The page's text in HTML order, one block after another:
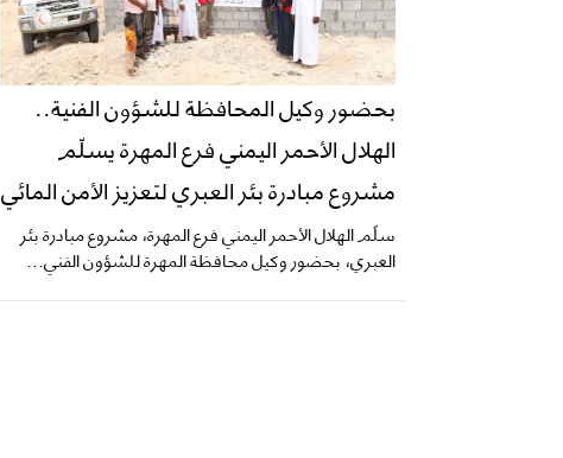
بحضور وكيل المحافظة للشؤون الفنية..
الهلال الأحمر اليمني فرع المهرة يسلّم
مشروع مبادرة بئر العبري لتعزيز الأمن المائي
سلّم الهلال الأحمر اليمني فرع المهرة، مشروع مبادرة بئر
العبري، بحضور وكيل محافظة المهرة للشؤون الفني...